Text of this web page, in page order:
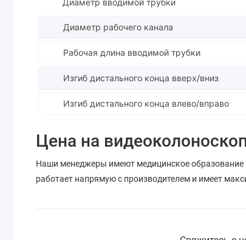
Диаметр рабочего канала
Рабочая длина вводимой трубки
Изгиб дистального конца вверх/вниз
Изгиб дистального конца влево/вправо
Цена на
Наши менеджеры имеют медицинское
работает напрямую с производителем и имеет